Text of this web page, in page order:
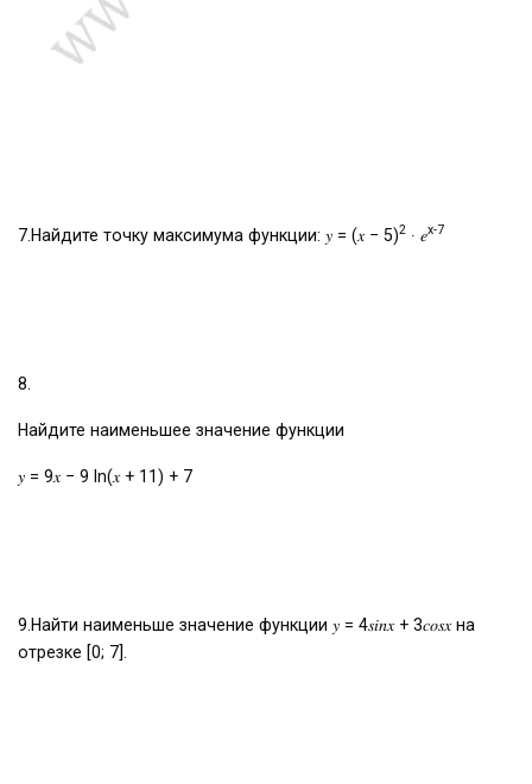
7.Найдите точку максимума функции: 𝑦 = (𝑥 − 5)2 ∙ 𝑒х-7
8.
Найдите наименьшее значение функции
𝑦 = 9𝑥 − 9 ln(𝑥 + 11) + 7
9.Найти наименьше значение функции 𝑦 = 4𝑠𝑖𝑛𝑥 + 3𝑐𝑜𝑠𝑥 на
отрезке [0; 7].